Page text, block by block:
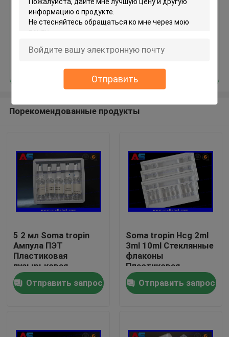
Отправить
Дом
О нас
установки 2 мл Флаконы
Соответствующие Hcg
Коробки аптечные
Порекомендованные продукты
5 2 мл Soma tropin
Ампула ПЭТ
Пластиковая
пузырьковая
упаковка
Отправить запрос
Soma tropin Hcg 2ml
3ml 10ml Стеклянные
флаконы
Пластиковая
пузырьковая
упаковка
Отправить запрос